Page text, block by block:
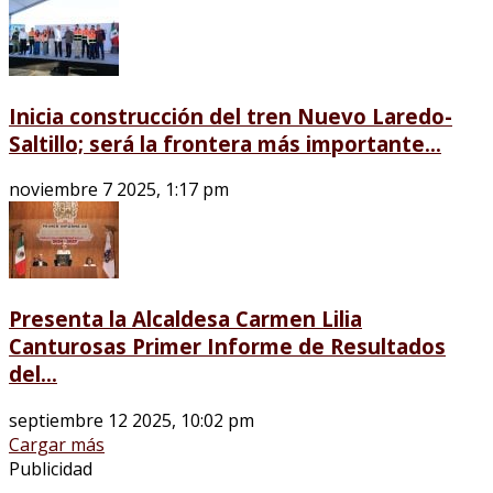
Inicia construcción del tren Nuevo Laredo-
Saltillo; será la frontera más importante...
noviembre 7 2025, 1:17 pm
Presenta la Alcaldesa Carmen Lilia
Canturosas Primer Informe de Resultados
del...
septiembre 12 2025, 10:02 pm
Cargar más
Publicidad